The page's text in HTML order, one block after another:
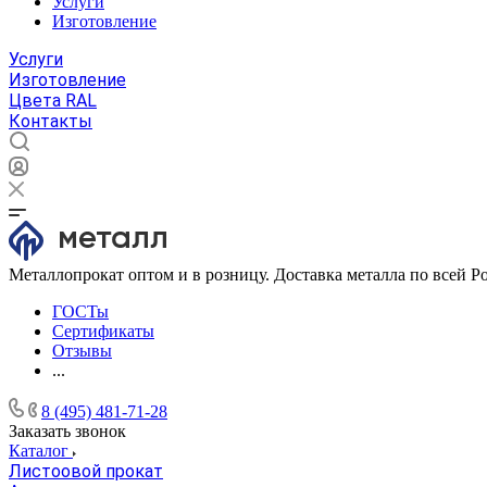
Изготовление
Услуги
Изготовление
Цвета RAL
Контакты
Металлопрокат оптом и в розницу. Доставка металла по всей
ГОСТы
Сертификаты
Отзывы
...
8 (495) 481-71-28
Заказать звонок
Каталог
Листоовой прокат